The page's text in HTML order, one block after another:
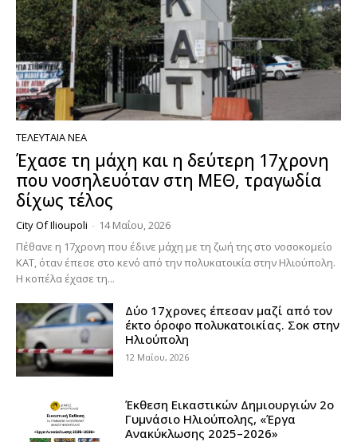
ΤΕΛΕΥΤΑΊΑ ΝΈΑ
Έχασε τη μάχη και η δεύτερη 17χρονη
που νοσηλευόταν στη ΜΕΘ, τραγωδία
δίχως τέλος
City Of Ilioupoli - 14 Μαΐου, 2026
Πέθανε η 17χρονη που έδινε μάχη με τη ζωή της στο νοσοκομείο
ΚΑΤ, όταν έπεσε στο κενό από την πολυκατοικία στην Ηλιούπολη.
Η κοπέλα έχασε τη...
Δύο 17χρονες έπεσαν μαζί από τον
έκτο όροφο πολυκατοικίας. Σοκ στην
Ηλιούπολη
12 Μαΐου, 2026
Έκθεση Εικαστικών Δημιουργιών 2ο
Γυμνάσιο Ηλιούπολης, «Έργα
Ανακύκλωσης 2025–2026»